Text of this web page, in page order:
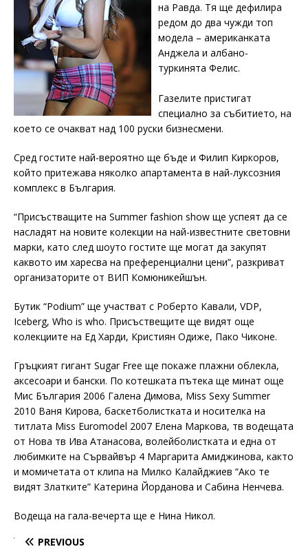
на Равда. Тя ще дефилира
редом до два чужди топ
модела – американката
Анджела и албано-
туркинята Фелис.
Газелите пристигат
специално за събитието, на
което се очакват над 100 руски бизнесмени.
Сред гостите най-вероятно ще бъде и Филип Киркоров,
който притежава няколко апартамента в най-луксозния
комплекс в България.
“Присъстващите на Summer fashion show ще успеят да се
насладят на новите колекции на най-известните световни
марки, като след шоуто гостите ще могат да закупят
каквото им харесва на преференциални цени”, разкриват
организаторите от ВИП Комюникейшън.
Бутик “Podium” ще участват с Роберто Кавали, VDP,
Iceberg, Who is who. Присъствещите ще видят още
колекциите на Ед Харди, Кристиян Одиже, Пако Чиконе.
Гръцкият гигант Sugar Free ще покаже плажни облекла,
аксесоари и бански. По котешката пътека ще минат още
Мис България 2006 Галена Димова, Miss Sexy Summer
2010 Ваня Кирова, баскетболистката и носителка на
титлата Miss Euromodel 2007 Елена Маркова, тв водещата
от Нова тв Ива Атанасова, волейболистката и една от
любимките на Сървайвър 4 Маргарита Амиджинова, както
и момичетата от клипа на Милко Калайджиев “Ако те
видят Златките” Катерина Йорданова и Сабина Ненчева.
Водеща на гала-вечерта ще е Нина Никол.
PREVIOUS